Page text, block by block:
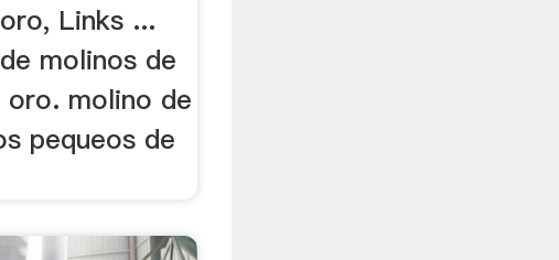
Links ...
molinos de
oro. molino de
pequeos de